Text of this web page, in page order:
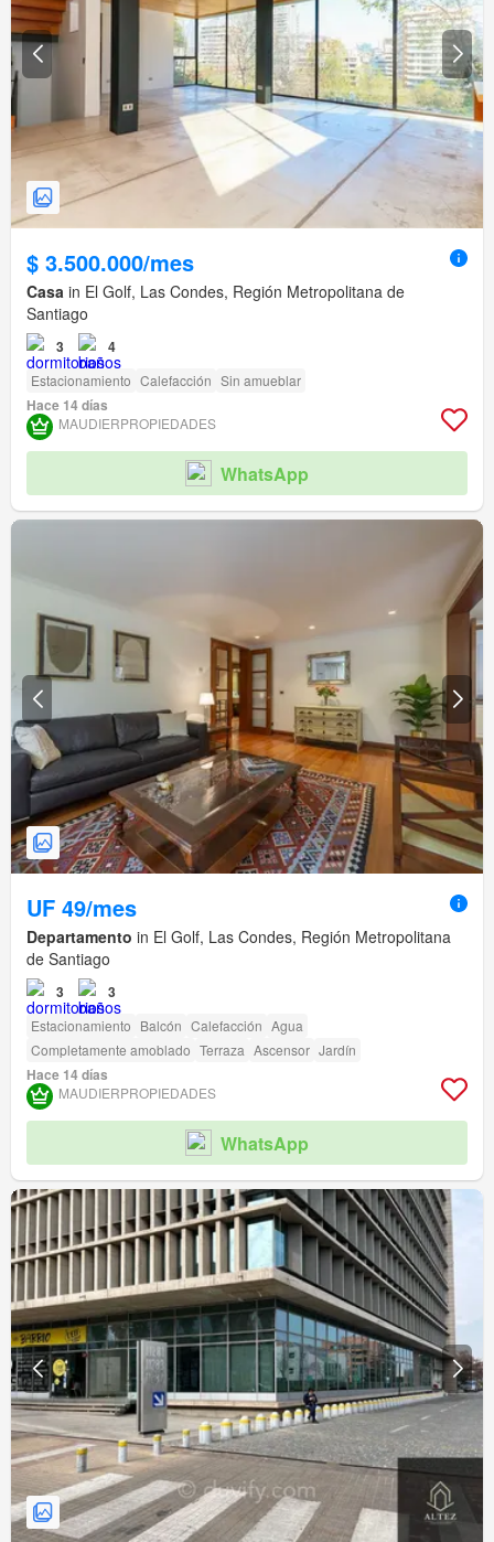
$ 3.500.000/mes
Casa in El Golf, Las Condes, Región Metropolitana de
Santiago
3 4
Estacionamiento Calefacción Sin amueblar
Hace 14 días
MAUDIERPROPIEDADES
WhatsApp
UF 49/mes
Departamento in El Golf, Las Condes, Región Metropolitana
de Santiago
3 3
Estacionamiento Balcón Calefacción Agua
Completamente amoblado Terraza Ascensor Jardín
Hace 14 días
MAUDIERPROPIEDADES
WhatsApp